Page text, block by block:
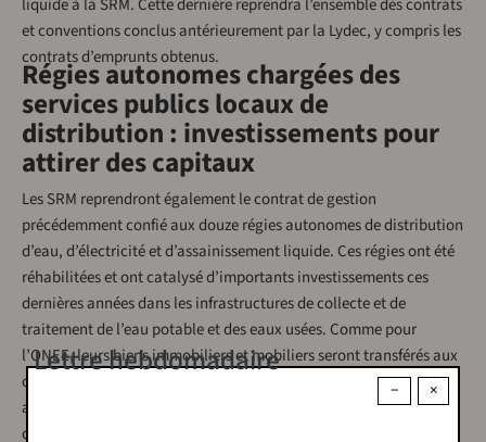
liquide à la SRM. Cette dernière reprendra l’ensemble des contrats
et conventions conclus antérieurement par la Lydec, y compris les
contrats d’emprunts obtenus.
Régies autonomes chargées des
services publics locaux de
distribution : investissements pour
attirer des capitaux
Les SRM reprendront également le contrat de gestion
précédemment confié aux douze régies autonomes de distribution
d’eau, d’électricité et d’assainissement liquide. Ces régies ont été
réhabilitées et ont catalysé d’importants investissements ces
dernières années dans les infrastructures de collecte et de
traitement de l’eau potable et des eaux usées. Comme pour
l’ONEE, leurs biens immobiliers et mobiliers seront transférés aux
collectivités territoriales, qui concluront un contrat de gestion
avec la SRM. Par exemple, la SRM Marrakech Safi a remplacé,
depuis le 1
×
−
Lettre hebdomadaire